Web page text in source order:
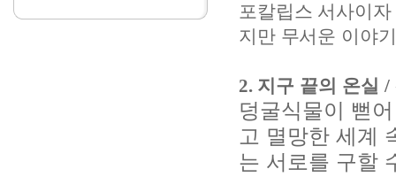
포칼립스 서사이
지만 무서운 이야
2. 지구 끝의 온실 /
덩굴식물이 뻗
고 멸망한 세계
는 서로를 구할